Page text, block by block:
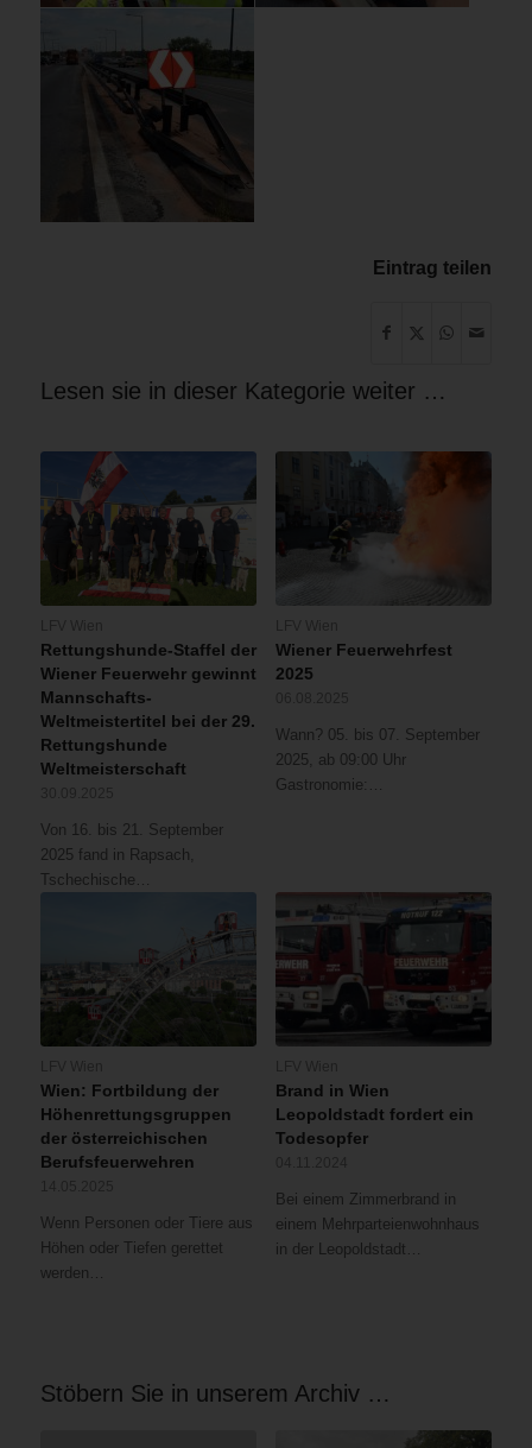
Eintrag teilen
Lesen sie in dieser Kategorie weiter …
Rettungshunde-Staffel der
Wiener Feuerwehr gewinnt
Mannschafts-
Weltmeistertitel bei der 29.
Rettungshunde
Weltmeisterschaft
Von 16. bis 21. September
2025 fand in Rapsach,
Tschechische…
Wiener Feuerwehrfest
2025
Wann? 05. bis 07. September
2025, ab 09:00 Uhr
Gastronomie:…
Wien: Fortbildung der
Höhenrettungsgruppen
der österreichischen
Berufsfeuerwehren
Wenn Personen oder Tiere aus
Höhen oder Tiefen gerettet
werden…
Brand in Wien
Leopoldstadt fordert ein
Todesopfer
Bei einem Zimmerbrand in
einem Mehrparteienwohnhaus
in der Leopoldstadt…
Stöbern Sie in unserem Archiv …